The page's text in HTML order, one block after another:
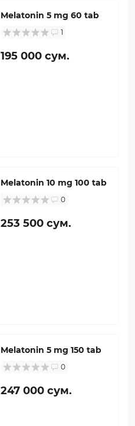
Melatonin 5 mg 60 tab
1
195 000 сум.
Melatonin 10 mg 100 tab
0
253 500 сум.
Melatonin 5 mg 150 tab
0
247 000 сум.